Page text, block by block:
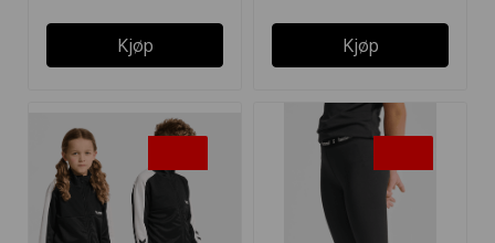
Kjøp Kjøp